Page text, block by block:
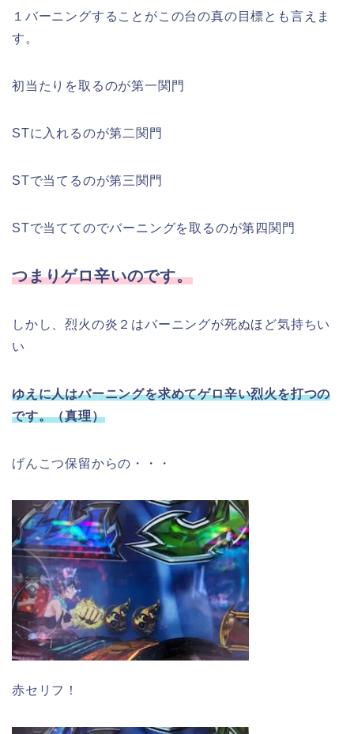
１バーニングすることがこの台の真の目標とも言えま
す。
初当たりを取るのが第一関門
STに入れるのが第二関門
STで当てるのが第三関門
STで当ててのでバーニングを取るのが第四関門
つまりゲロ辛いのです。
しかし、烈火の炎２はバーニングが死ぬほど気持ちい
い
ゆえに人はバーニングを求めてゲロ辛い烈火を打つの
です。（真理）
げんこつ保留からの・・・
赤セリフ！